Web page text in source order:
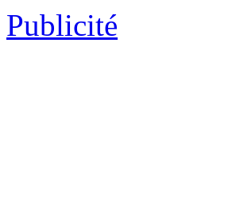
Publicité